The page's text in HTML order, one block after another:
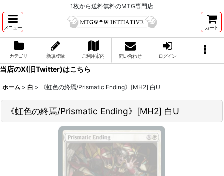
1枚から送料無料のMTG専門店
メニュー カート
カテゴリ 新規登録 ご利用案内 問い合わせ ログイン
当店のX(旧Twitter)はこちら
ホーム > 白 > 《虹色の終焉/Prismatic Ending》[MH2] 白U
《虹色の終焉/Prismatic Ending》[MH2] 白U